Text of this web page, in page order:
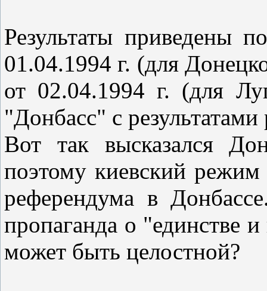
Результаты приведены
01.04.1994 г. (для
от 02.04.1994 г. (для
"Донбасс" с
Вот так высказался
поэтому киевский режим
референдума в
пропаганда о "единстве
может быть целостной?